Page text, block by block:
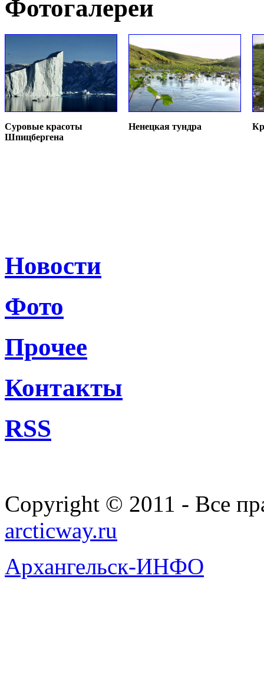
Фотогалереи
Суровые красоты
Шпицбергена
Ненецкая тундра
Новости
Фото
Прочее
Контакты
RSS
Copyright © 2011 - Все
arcticway.ru
Архангельск-ИНФО